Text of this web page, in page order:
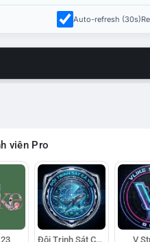
Auto-refresh (30s)
viên Pro
Đội Trinh Sát Cá Voi V